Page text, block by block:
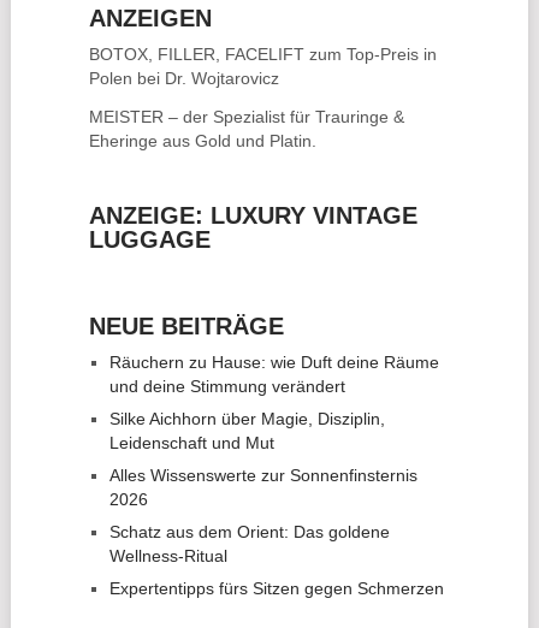
ANZEIGEN
BOTOX, FILLER, FACELIFTzum Top-Preis in
Polen bei Dr. Wojtarovicz
MEISTER – der Spezialist für Trauringe &
Eheringe aus Gold und Platin.
ANZEIGE: LUXURY VINTAGE
LUGGAGE
NEUE BEITRÄGE
Räuchern zu Hause: wie Duft deine Räume
und deine Stimmung verändert
Silke Aichhorn über Magie, Disziplin,
Leidenschaft und Mut
Alles Wissenswerte zur Sonnenfinsternis
2026
Schatz aus dem Orient: Das goldene
Wellness-Ritual
Expertentipps fürs Sitzen gegen Schmerzen